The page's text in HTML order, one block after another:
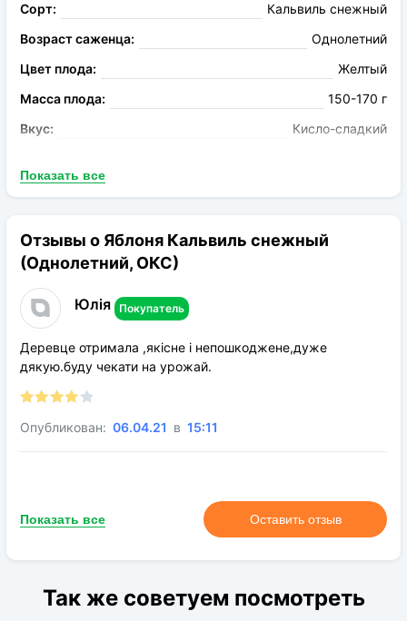
Сорт:
Кальвиль снежный
Возраст саженца:
Однолетний
Цвет плода:
Желтый
Масса плода:
150-170 г
Вкус:
Кисло-сладкий
Опыление: Айдаред, Антоновка обыкновенная,
Период цветения:
Род:
Конечная размер:
Расстояние посадки:
Требования к поливу:
Солнечный свет:
Цвет растения:
Показать все
Отзывы о Яблоня Кальвиль снежный
(Однолетний, ОКС)
Юлія Покупатель
Деревце отримала ,якісне і непошкоджене,дуже
дякую.буду чекати на урожай.
Опубликован: 06.04.21 в 15:11
Деревце отримала ,якісне і непошкоджене,дуже
Опубликован:06.04.21в 15:09
Показать все Оставить отзыв
Так же советуем посмотреть